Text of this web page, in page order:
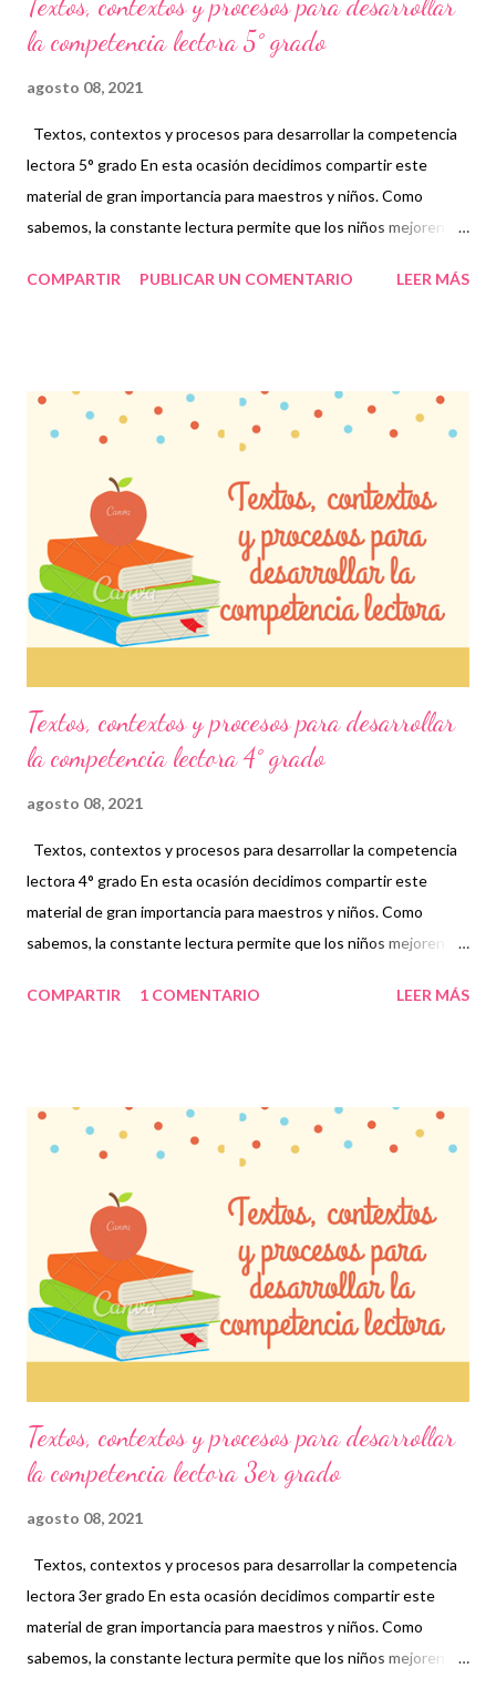
la competencia lectora 5° grado
agosto 08, 2021
Textos, contextos y procesos para desarrollar la competencia
lectora 5° grado En esta ocasión decidimos compartir este
material de gran importancia para maestros y niños. Como
sabemos, la constante lectura permite que los niños mejoren su
aprendizaje que, en conjunto, conforman la competencia
proporciona, es decir, sólo leen por leer pero a veces no
comprenden lo que están leyendo. Comprender lo que los niños
leen es indispensable, no sólo por cumplir con una materia, sino
porque reconocen situaciones que se presentan en diferentes
escenarios y de este modo, ellos mismos pueden emitir una
opinión que es muy importante para su desempeño académico.
Por tal motivo, consideramos que este material es indispensable
para todas l...
COMPARTIR PUBLICAR UN COMENTARIO LEER MÁS
Textos, contextos y procesos para desarrollar
la competencia lectora 4° grado
agosto 08, 2021
Textos, contextos y procesos para desarrollar la competencia
lectora 4° grado En esta ocasión decidimos compartir este
material de gran importancia para maestros y niños. Como
sabemos, la constante lectura permite que los niños mejoren su
aprendizaje que, en conjunto, conforman la competencia
proporciona, es decir, sólo leen por leer pero a veces no
comprenden lo que están leyendo. Comprender lo que los niños
leen es indispensable, no sólo por cumplir con una materia, sino
porque reconocen situaciones que se presentan en diferentes
escenarios y de este modo, ellos mismos pueden emitir una
opinión que es muy importante para su desempeño académico.
Por tal motivo, consideramos que este material es indispensable
para todas l...
COMPARTIR 1 COMENTARIO LEER MÁS
Textos, contextos y procesos para desarrollar
la competencia lectora 3er grado
agosto 08, 2021
Textos, contextos y procesos para desarrollar la competencia
lectora 3er grado En esta ocasión decidimos compartir este
material de gran importancia para maestros y niños. Como
sabemos, la constante lectura permite que los niños mejoren su